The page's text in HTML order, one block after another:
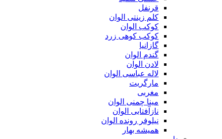
قرنفل
کلم زینتی الوان
کوکب الوان
کوکب کوهی زرد
گازانیا
گندم الوان
لادن الوان
لاله عباسی الوان
مارگریت
مغربی
مینا چمنی الوان
نازآفتابی الوان
نیلوفر رونده الوان
همیشه بهار